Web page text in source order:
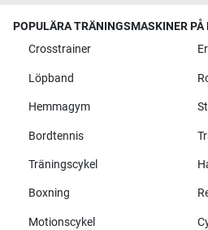
POPULÄRA TRÄNINGSMASKINER PÅ
Crosstrainer
Löpband
Hemmagym
Bordtennis
Träningscykel
Boxning
Motionscykel